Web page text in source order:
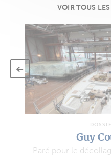
VOIR TOUS
Guy
Paré pour le